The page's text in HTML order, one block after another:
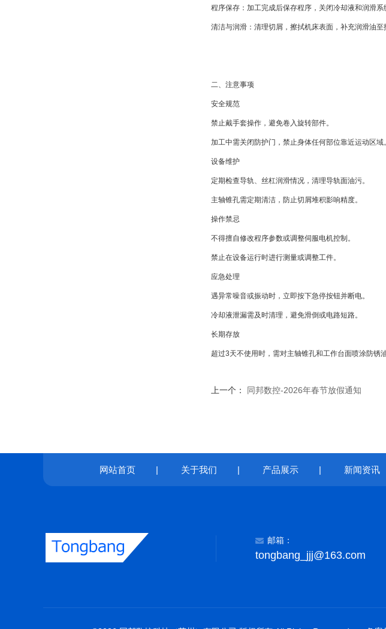
程序保存：加工完成后保存程序，关闭冷却液和润滑系
清洁与润滑：清理切屑，擦拭机床表面，补充润滑油至
二、注意事项
安全规范​
禁止戴手套操作，避免卷入旋转部件。
加工中需关闭防护门，禁止身体任何部位靠近运动区域
设备维护​
定期检查导轨、丝杠润滑情况，清理导轨面油污。
主轴锥孔需定期清洁，防止切屑堆积影响精度。
操作禁忌​
不得擅自修改程序参数或调整伺服电机控制。
禁止在设备运行时进行测量或调整工件。
应急处理​
遇异常噪音或振动时，立即按下急停按钮并断电。
冷却液泄漏需及时清理，避免滑倒或电路短路。
长期存放​
超过3天不使用时，需对主轴锥孔和工作台面喷涂防锈油
上一个： 同邦数控-2026年春节放假通知
网站首页 | 关于我们 | 产品展示 | 新闻资讯
邮箱：
tongbang_jjj@163.com